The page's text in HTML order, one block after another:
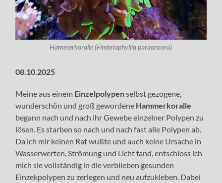
Hammerkoralle (Fimbriaphyllia paraancora)
08.10.2025
Meine aus einem Einzelpolypenselbst gezogene,
wunderschön und groß gewordene Hammerkoralle
begann nach und nach ihr Gewebe einzelner Polypen zu
lösen. Es starben so nach und nach fast alle Polypen ab.
Da ich mir keinen Rat wußte und auch keine Ursache in
Wasserwerten, Strömung und Licht fand, entschloss ich
mich sie vollständig in die verblieben gesunden
Einzekpolypen zu zerlegen und neu aufzukleben. Dabei